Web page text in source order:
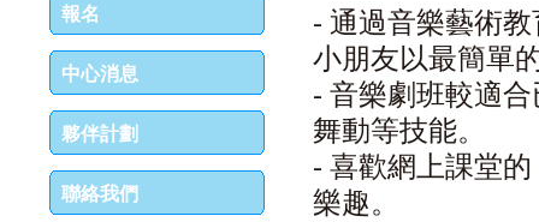
報名
中心消息
夥伴計劃
聯絡我們
- 通過音樂藝術
小朋友以最簡單
- 音樂劇班較適
舞動等技能。
- 喜歡網上課堂
樂趣。